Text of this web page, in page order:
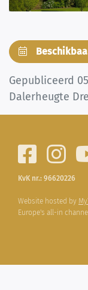
Gepubliceerd
Dalerheugte
KvK nr.: 96620226
Website hosted by
Europe's all-in